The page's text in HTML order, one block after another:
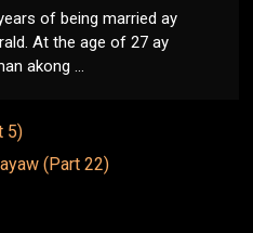
of being married ay
At the age of 27 ay
akong ...
5)
(Part 22)